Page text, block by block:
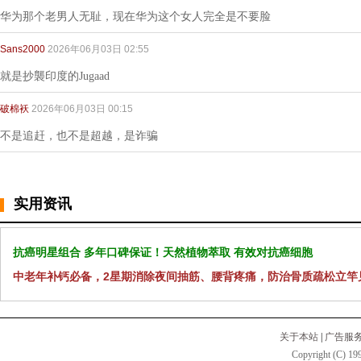
华为那个老男人无耻，现在华为这个女人完全是不要脸
Sans2000 2026年06月03日 02:55
就是抄襲印度的Jugaad
破棉袄 2026年06月03日 00:15
不是追赶，也不是超越，是诈骗
实用资讯
抗癌明星组合 多年口碑保证！天然植物萃取 有效对抗癌细胞
中老年补钙必备，2星期消除夜间抽筋、腰背疼痛，防治骨质疏松立竿
关于本站
广告服
Copyright (C)